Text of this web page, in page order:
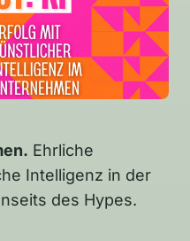
Ehrliche
Intelligenz in der
des Hypes.